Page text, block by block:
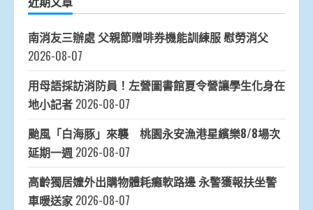
南消友三辦處 父親節贈啡券機能訓練服 慰勞消父
2026-08-07
用母語採訪消防員！左營圖書館夏令營讓學生化身在
地小記者 2026-08-07
颱風「白海豚」來襲 桃園永安漁港星繽樂8/8場次
延期一週 2026-08-07
高齡獨居嬤外出購物體耗癱軟路邊 永警獲報扶坐警
車暖送家 2026-08-07